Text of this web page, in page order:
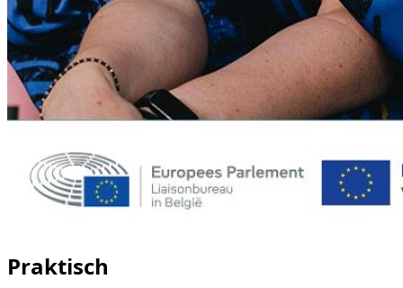
Praktisch